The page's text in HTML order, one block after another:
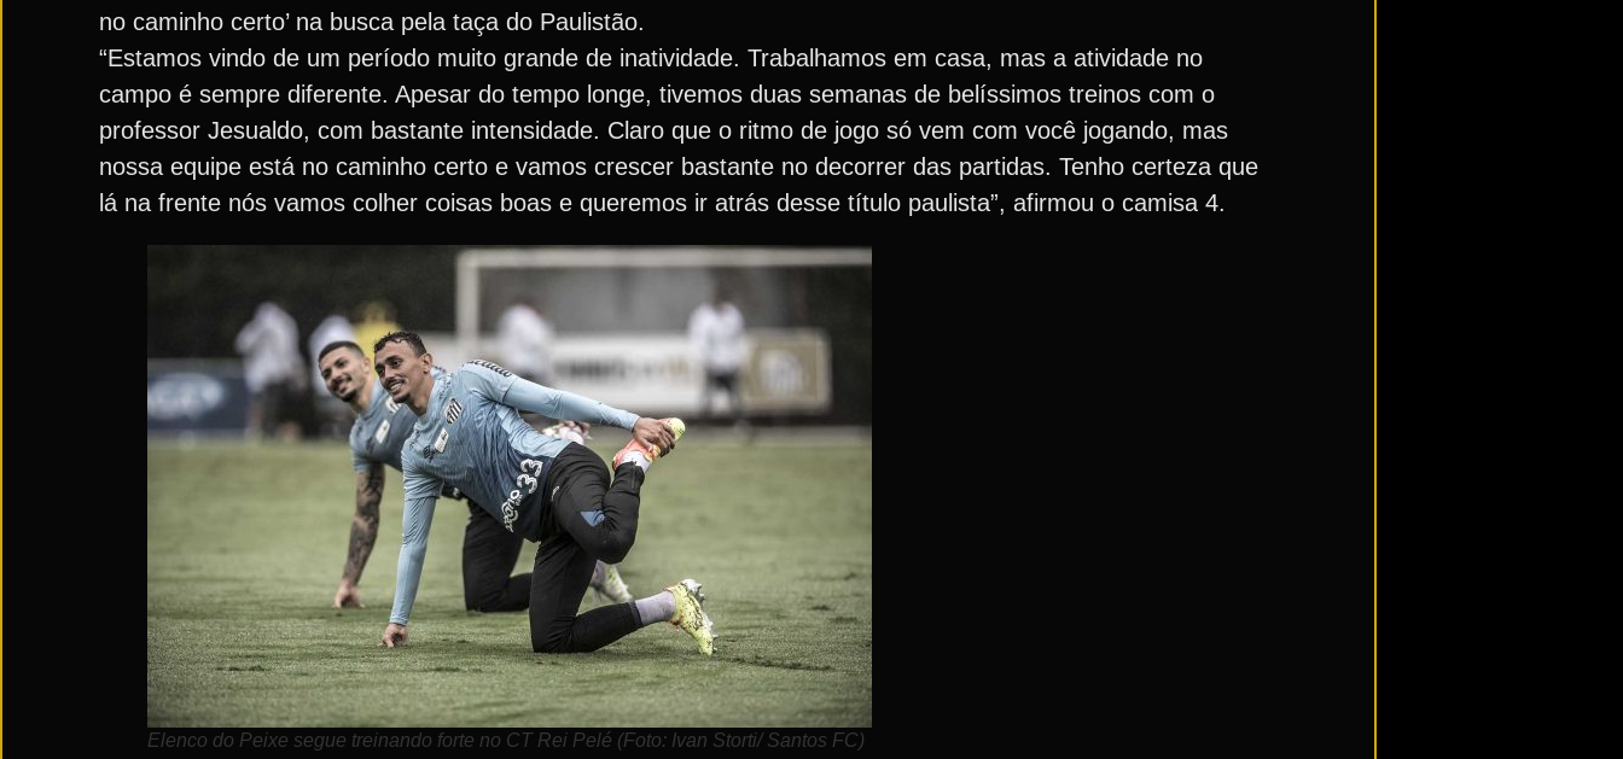
no caminho certo’ na busca pela taça do Paulistão.
“Estamos vindo de um período muito grande de inatividade. Trabalhamos em casa, mas a atividade no
campo é sempre diferente. Apesar do tempo longe, tivemos duas semanas de belíssimos treinos com o
professor Jesualdo, com bastante intensidade. Claro que o ritmo de jogo só vem com você jogando, mas
nossa equipe está no caminho certo e vamos crescer bastante no decorrer das partidas. Tenho certeza que
lá na frente nós vamos colher coisas boas e queremos ir atrás desse título paulista”, afirmou o camisa 4.
Elenco do Peixe segue treinando forte no CT Rei Pelé (Foto: Ivan Storti/ Santos FC)